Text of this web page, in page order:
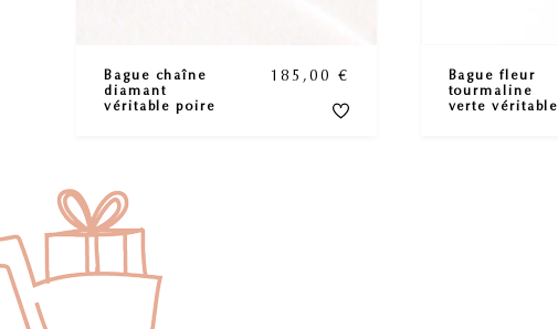
Bague chaîne
diamant
véritable poire
185,00 €
Bague fleur
tourmaline
verte véritable